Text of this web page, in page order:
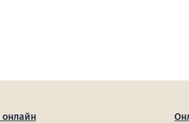
онлайн